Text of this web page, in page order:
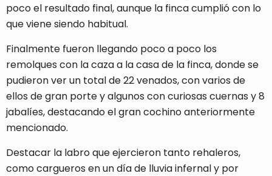
poco el resultado final, aunque la finca cumplió con lo
que viene siendo habitual.
Finalmente fueron llegando poco a poco los
remolques con la caza a la casa de la finca, donde se
pudieron ver un total de 22 venados, con varios de
ellos de gran porte y algunos con curiosas cuernas y 8
jabalíes, destacando el gran cochino anteriormente
mencionado.
Destacar la labro que ejercieron tanto rehaleros,
como cargueros en un día de lluvia infernal y por